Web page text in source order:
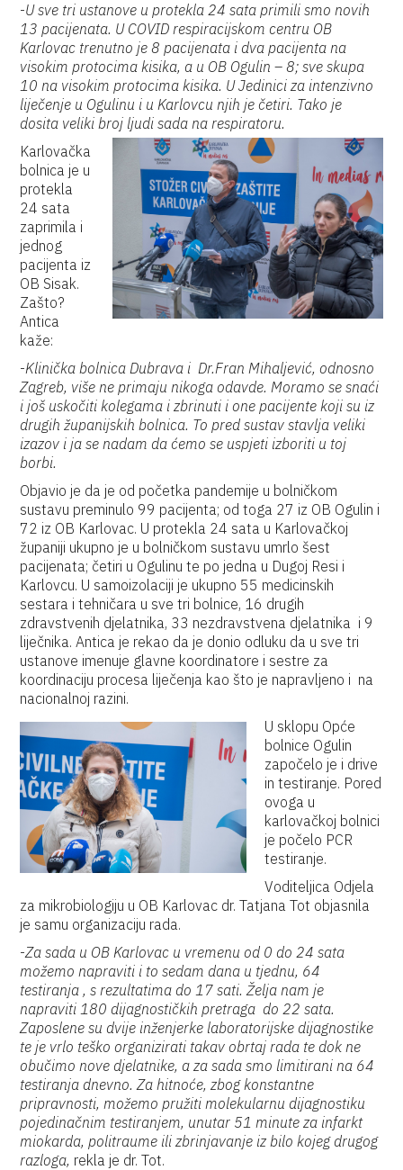
-U sve tri ustanove u protekla 24 sata primili smo novih
13 pacijenata. U COVID respiracijskom centru OB
Karlovac trenutno je 8 pacijenata i dva pacijenta na
visokim protocima kisika, a u OB Ogulin – 8; sve skupa
10 na visokim protocima kisika. U Jedinici za intenzivno
liječenje u Ogulinu i u Karlovcu njih je četiri. Tako je
dosita veliki broj ljudi sada na respiratoru.
Karlovačka
bolnica je u
protekla
24 sata
zaprimila i
jednog
pacijenta iz
OB Sisak.
Zašto?
Antica
kaže:
-Klinička bolnica Dubrava i Dr.Fran Mihaljević, odnosno
Zagreb, više ne primaju nikoga odavde. Moramo se snaći
i još uskočiti kolegama i zbrinuti i one pacijente koji su iz
drugih županijskih bolnica. To pred sustav stavlja veliki
izazov i ja se nadam da ćemo se uspjeti izboriti u toj
borbi.
Objavio je da je od početka pandemije u bolničkom
sustavu preminulo 99 pacijenta; od toga 27 iz OB Ogulin i
72 iz OB Karlovac. U protekla 24 sata u Karlovačkoj
županiji ukupno je u bolničkom sustavu umrlo šest
pacijenata; četiri u Ogulinu te po jedna u Dugoj Resi i
Karlovcu. U samoizolaciji je ukupno 55 medicinskih
sestara i tehničara u sve tri bolnice, 16 drugih
zdravstvenih djelatnika, 33 nezdravstvena djelatnika i 9
liječnika. Antica je rekao da je donio odluku da u sve tri
ustanove imenuje glavne koordinatore i sestre za
koordinaciju procesa liječenja kao što je napravljeno i na
nacionalnoj razini.
U sklopu Opće
bolnice Ogulin
započelo je i drive
in testiranje. Pored
ovoga u
karlovačkoj bolnici
je počelo PCR
testiranje.
Voditeljica Odjela
za mikrobiologiju u OB Karlovac dr. Tatjana Tot objasnila
je samu organizaciju rada.
-Za sada u OB Karlovac u vremenu od 0 do 24 sata
možemo napraviti i to sedam dana u tjednu, 64
testiranja , s rezultatima do 17 sati. Želja nam je
napraviti 180 dijagnostičkih pretraga do 22 sata.
Zaposlene su dvije inženjerke laboratorijske dijagnostike
te je vrlo teško organizirati takav obrtaj rada te dok ne
obučimo nove djelatnike, a za sada smo limitirani na 64
testiranja dnevno. Za hitnoće, zbog konstantne
pripravnosti, možemo pružiti molekularnu dijagnostiku
pojedinačnim testiranjem, unutar 51 minute za infarkt
miokarda, politraume ili zbrinjavanje iz bilo kojeg drugog
razloga, rekla je dr. Tot.